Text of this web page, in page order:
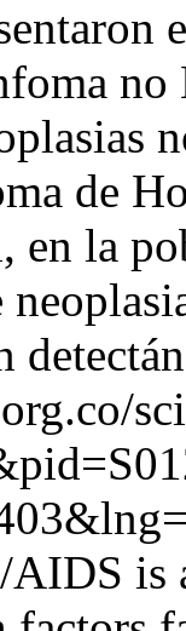
de
en la
is